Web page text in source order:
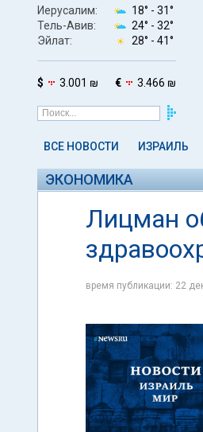
Иерусалим: 18° - 31°
Тель-Авив:
24° - 32°
Эйлат:
28° - 41°
$ 3.001 ₪ € 3.466 ₪
ВСЕ НОВОСТИ ИЗРАИЛЬ
ЭКОНОМИКА
Лицман
время публикации: 22